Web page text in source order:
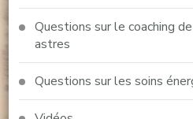
Questions sur le coaching
astres
Questions sur les soins